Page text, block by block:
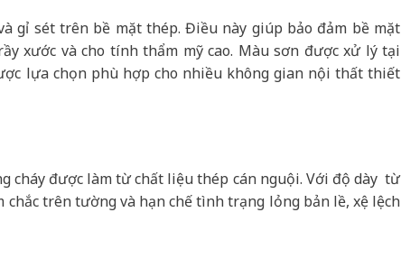
gỉ sét trên bề mặt thép. Điều này giúp bảo đảm bề mặt
xước và cho tính thẩm mỹ cao. Màu sơn được xử lý tại
lựa chọn phù hợp cho nhiều không gian nội thất thiết
cháy được làm từ chất liệu thép cán nguội. Với độ dày từ
chắc trên tường và hạn chế tình trạng lỏng bản lề, xệ lệch